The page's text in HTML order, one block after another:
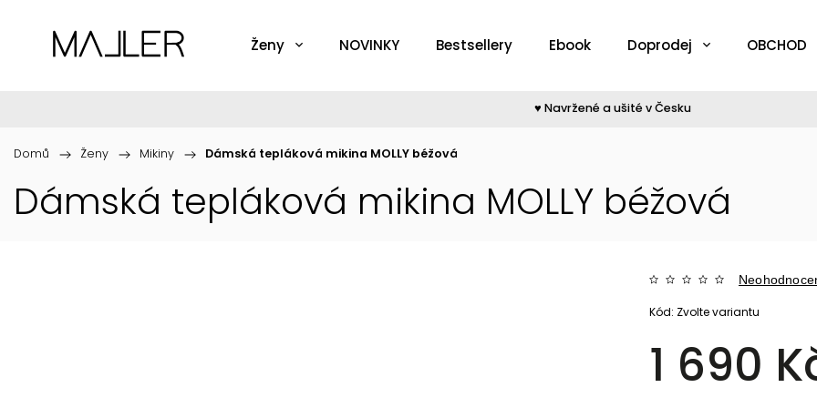
Ženy NOVINKY Bestsellery Ebook Doprodej OBCHOD
♥︎ Navržené a ušité v Česku
Domů / Ženy / Mikiny / Dámská tepláková mikina MOLLY béžová
Dámská tepláková mikina MOLLY béžová
1 690
Kód: Zvolte variantu